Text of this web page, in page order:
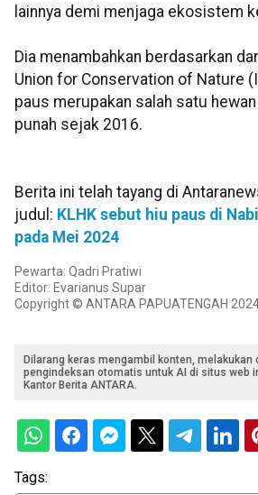
lainnya demi menjaga ekosistem
Dia menambahkan berdasarkan
Union for Conservation of Nature
paus merupakan salah satu
punah sejak 2016.
Berita ini telah tayang di
judul: KLHK sebut hiu paus di
pada Mei 2024
Pewarta: Qadri Pratiwi
Editor: Evarianus Supar
Copyright © ANTARA PAPUATENGAH
Dilarang keras mengambil konten, melakukan
pengindeksan otomatis untuk AI di situs web
Kantor Berita ANTARA.
Tags: